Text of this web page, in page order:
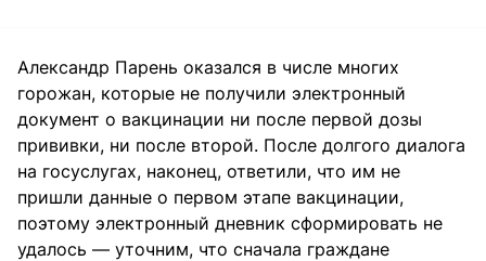
Александр Парень оказался в числе многих
горожан, которые не получили электронный
документ о вакцинации ни после первой дозы
прививки, ни после второй. После долгого диалога
на госуслугах, наконец, ответили, что им не
пришли данные о первом этапе вакцинации,
поэтому электронный дневник сформировать не
удалось — уточним, что сначала граждане